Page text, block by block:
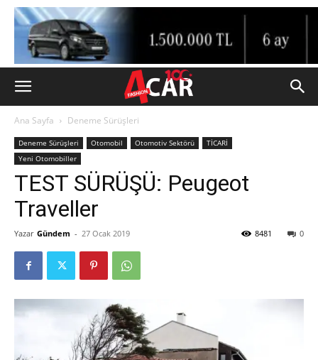
Ana Sayfa Deneme Sürüşleri
Deneme Sürüşleri Otomobil Otomotiv Sektörü
TİCARİ
Yeni Otomobiller
TEST SÜRÜŞÜ: Peugeot
Traveller
Yazar Gündem - 27 Ocak 2019 0
8481